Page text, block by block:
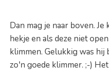
Dan mag je naar boven.
hekje en als deze niet
klimmen. Gelukkig was hij
zo'n goede klimmer. ;-)